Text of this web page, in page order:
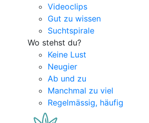
Videoclips
Gut zu wissen
Suchtspirale
Wo stehst du?
Keine Lust
Neugier
Ab und zu
Manchmal zu viel
Regelmässig, häufig